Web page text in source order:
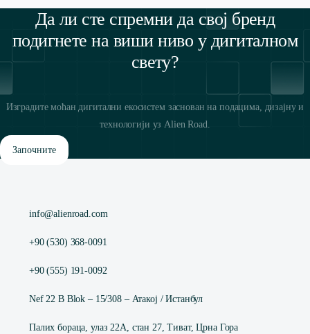
Да ли сте спремни да свој бренд
подигнете на виши ниво у дигиталном
свету?
Изградите моћан дигитални екосистем заснован на подацима, дизајну и
технологији уз Alien Road.
Започните
info@alienroad.com
+90 (530) 368-0091
+90 (555) 191-0092
Nef 22 B Blok – 15/308 – Атакој / Истанбул
Палих бораца, улаз 22А, стан 27, Тиват, Црна Гора